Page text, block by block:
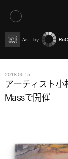
Art
2018.05.15
アーティスト
Massで開催